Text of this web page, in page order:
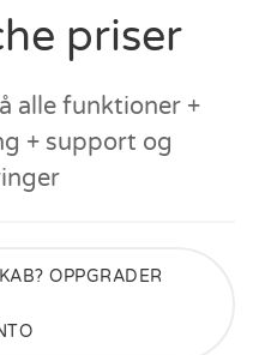
priser
alle funktioner +
+ support og
OPPGRADER